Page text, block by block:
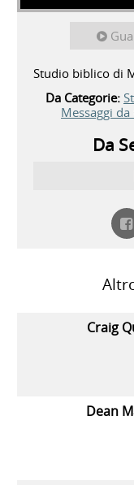
Studio biblico di
Da Categorie:
Messaggi
Da
Craig
Dean